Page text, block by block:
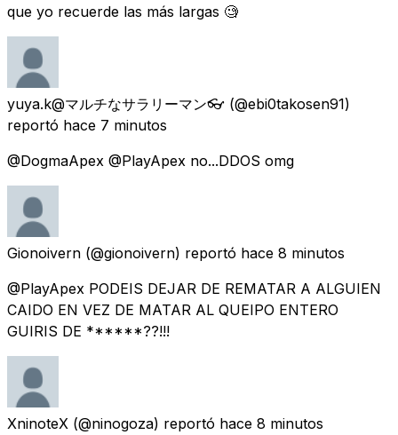
que yo recuerde las más largas 🧐
yuya.k@マルチなサラリーマン👓 (@ebi0takosen91)
reportó hace 7 minutos
@DogmaApex @PlayApex no...DDOS omg
Gionoivern (@gionoivern) reportó hace 8 minutos
@PlayApex PODEIS DEJAR DE REMATAR A ALGUIEN
CAIDO EN VEZ DE MATAR AL QUEIPO ENTERO
GUIRIS DE ******??!!!
XninoteX (@ninogoza) reportó hace 8 minutos